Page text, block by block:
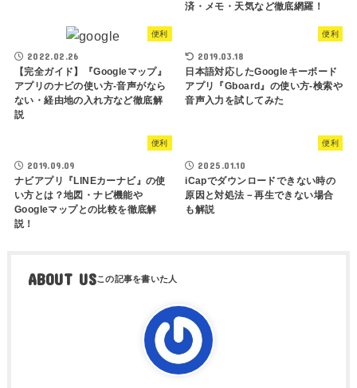
済・メモ・天気など徹底網羅！
便利
2022.02.26
【完全ガイド】『Googleマップ』
アプリのナビの使い方-音声がなら
ない・経由地の入れ方など徹底解
説
便利
2019.03.18
日本語対応したGoogleキーボード
アプリ『Gboard』の使い方-検索や
音声入力を試してみた
便利
2019.09.09
ナビアプリ『LINEカーナビ』の使
い方とは？地図・ナビ機能や
Googleマップとの比較を徹底解
説！
便利
2025.01.10
iCapでダウンロードできない時の
原因と対処法－再生できない場合
も解説
ABOUT US